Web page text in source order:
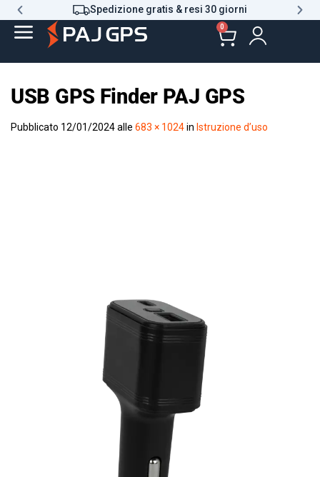
Spedizione gratis & resi 30 giorni
0
USB GPS Finder PAJ GPS
Pubblicato 12/01/2024alle 683 × 1024in Istruzione d’uso